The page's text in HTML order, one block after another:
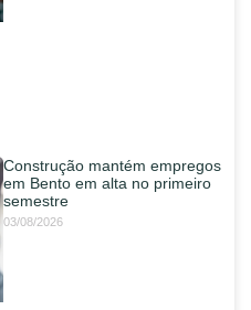
Construção mantém empregos
em Bento em alta no primeiro
semestre
03/08/2026